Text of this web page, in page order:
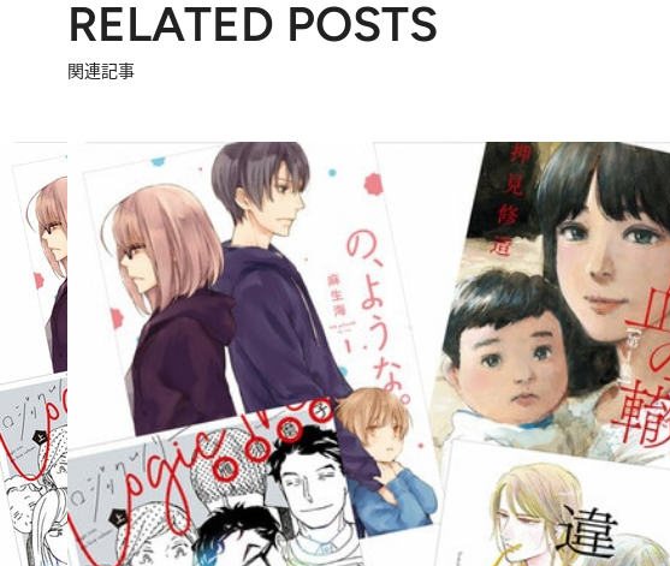
RELATED POSTS
関連記事